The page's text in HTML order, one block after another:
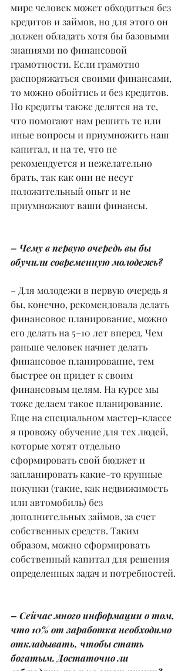
мире человек может обходиться без
кредитов и займов, но для этого он
должен обладать хотя бы базовыми
знаниями по финансовой
грамотности. Если грамотно
распоряжаться своими финансами,
то можно обойтись и без кредитов.
Но кредиты также делятся на те,
что помогают нам решить те или
иные вопросы и приумножить наш
капитал, и на те, что не
рекомендуется и нежелательно
брать, так как они не несут
положительный опыт и не
приумножают ваши финансы.
– Чему в первую очередь вы бы
обучили современную молодежь?
– Для молодежи в первую очередь я
бы, конечно, рекомендовала делать
финансовое планирование, можно
его делать на 5–10 лет вперед. Чем
раньше человек начнет делать
финансовое планирование, тем
быстрее он придет к своим
финансовым целям. На курсе мы
тоже делаем такое планирование.
Еще на специальном мастер-классе
я провожу обучение для тех людей,
которые хотят отдельно
сформировать свой бюджет и
запланировать какие-то крупные
покупки (такие, как недвижимость
или автомобиль) без
дополнительных займов, за счет
собственных средств. Таким
образом, можно сформировать
собственный капитал для решения
определенных задач и потребностей.
– Сейчас много информации о том,
что 10% от заработка необходимо
откладывать, чтобы стать
богатым. Достаточно ли